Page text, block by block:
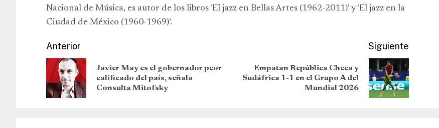
Nacional de Música, es autor de los libros ‘El jazz en Bellas Artes (1962-2011)’ y ‘El jazz en la
Ciudad de México (1960-1969)’.
Anterior
Javier May es el gobernador peor
calificado del país, señala
Consulta Mitofsky
Siguiente
Empatan República Checa y
Sudáfrica 1-1 en el Grupo A del
Mundial 2026